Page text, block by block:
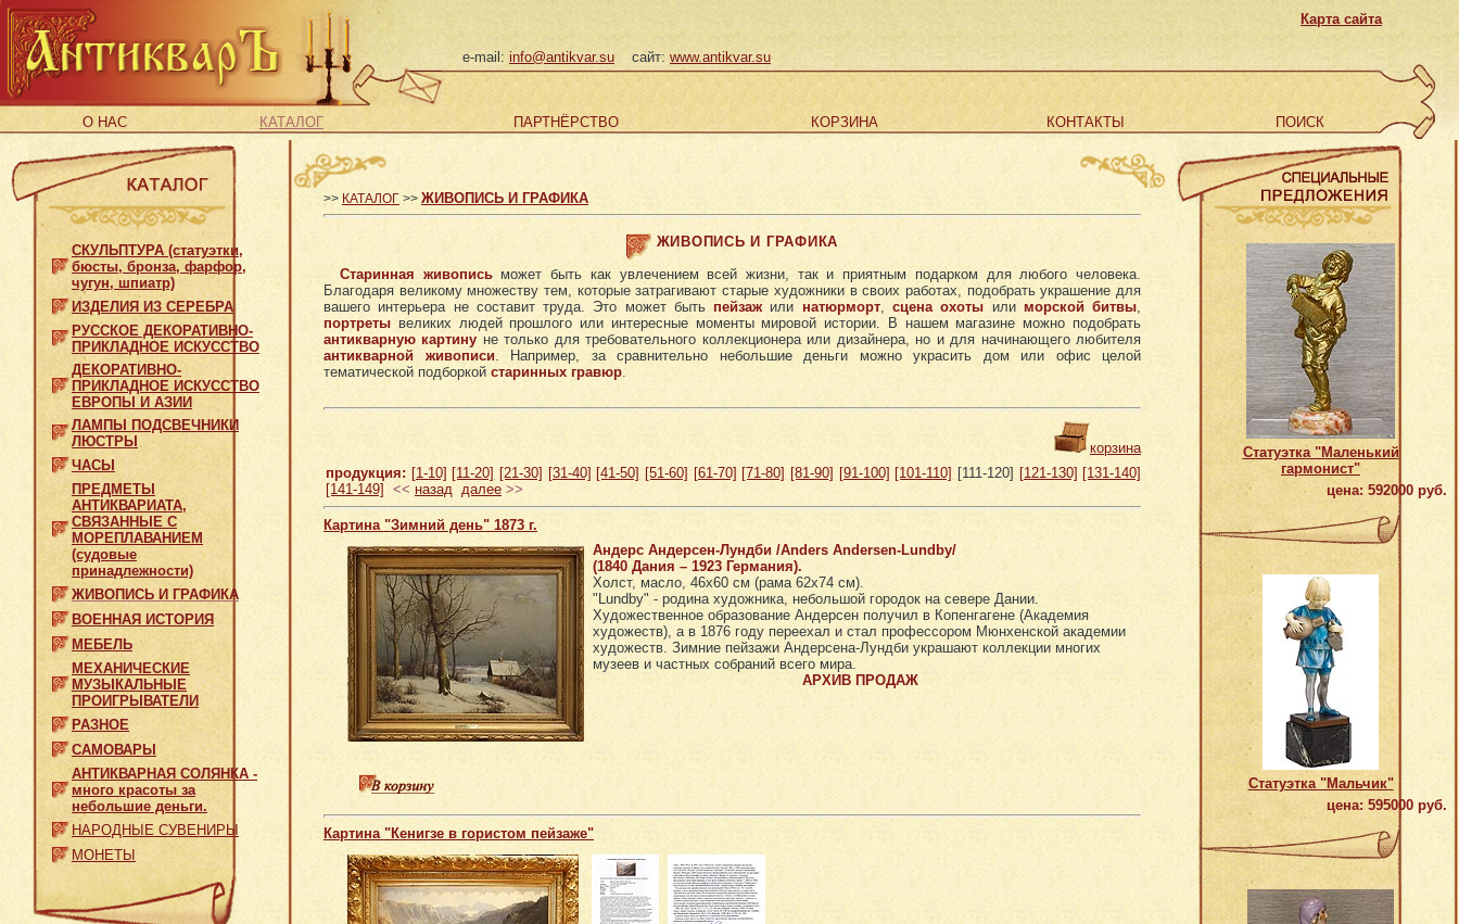
Карта сайта
e-mail: info@antikvar.su сайт: www.antikvar.su
О НАС КАТАЛОГ ПАРТНЁРСТВО КОРЗИНА КОНТАКТЫ ПОИСК
СКУЛЬПТУРА (статуэтки,
бюсты, бронза, фарфор,
чугун, шпиатр)
ИЗДЕЛИЯ ИЗ СЕРЕБРА
РУССКОЕ ДЕКОРАТИВНО-
ПРИКЛАДНОЕ ИСКУССТВО
ДЕКОРАТИВНО-
ПРИКЛАДНОЕ ИСКУССТВО
ЕВРОПЫ И АЗИИ
ЛАМПЫ ПОДСВЕЧНИКИ
ЛЮСТРЫ
ЧАСЫ
ПРЕДМЕТЫ
АНТИКВАРИАТА,
СВЯЗАННЫЕ С
МОРЕПЛАВАНИЕМ
(судовые
принадлежности)
ЖИВОПИСЬ И ГРАФИКА
ВОЕННАЯ ИСТОРИЯ
МЕБЕЛЬ
МЕХАНИЧЕСКИЕ
МУЗЫКАЛЬНЫЕ
ПРОИГРЫВАТЕЛИ
РАЗНОЕ
САМОВАРЫ
АНТИКВАРНАЯ СОЛЯНКА -
много красоты за
небольшие деньги.
НАРОДНЫЕ СУВЕНИРЫ
МОНЕТЫ
>> КАТАЛОГ >> ЖИВОПИСЬ И ГРАФИКА
ЖИВОПИСЬ И ГРАФИКА
Старинная живописьможет быть как увлечением всей жизни, так и приятным подарком для любого человека.
Благодаря великому множеству тем, которые затрагивают старые художники в своих работах, подобрать украшение для
вашего интерьера не составит труда. Это может бытьпейзажили натюрморт, сцена охоты или морской битвы,
портреты великих людей прошлого или интересные моменты мировой истории. В нашем магазине можно подобрать
антикварную картину не только для требовательного коллекционера или дизайнера, но и для начинающего любителя
антикварной живописи. Например, за сравнительно небольшие деньги можно украсить дом или офис целой
тематической подборкой старинных гравюр.
корзина
продукция: [1-10] [11-20] [21-30] [31-40] [41-50] [51-60] [61-70] [71-80] [81-90] [91-100] [101-110] [111-120] [121-130] [131-140]
[141-149] << назад далее >>
Картина "Зимний день" 1873 г.
Андерс Андерсен-Лундби /Anders Andersen-Lundby/
(1840 Дания – 1923 Германия).
Холст, масло, 46х60 см (рама 62х74 см).
"Lundby" - родина художника, небольшой городок на севере Дании.
Художественное образование Андерсен получил в Копенгагене (Академия
художеств), а в 1876 году переехал и стал профессором Мюнхенской академии
художеств. Зимние пейзажи Андерсена-Лундби украшают коллекции многих
музеев и частных собраний всего мира.
АРХИВ ПРОДАЖ
Картина "Кенигзе в гористом пейзаже"
Статуэтка "Маленький
гармонист"
цена: 592000 руб.
Статуэтка "Мальчик"
цена: 595000 руб.